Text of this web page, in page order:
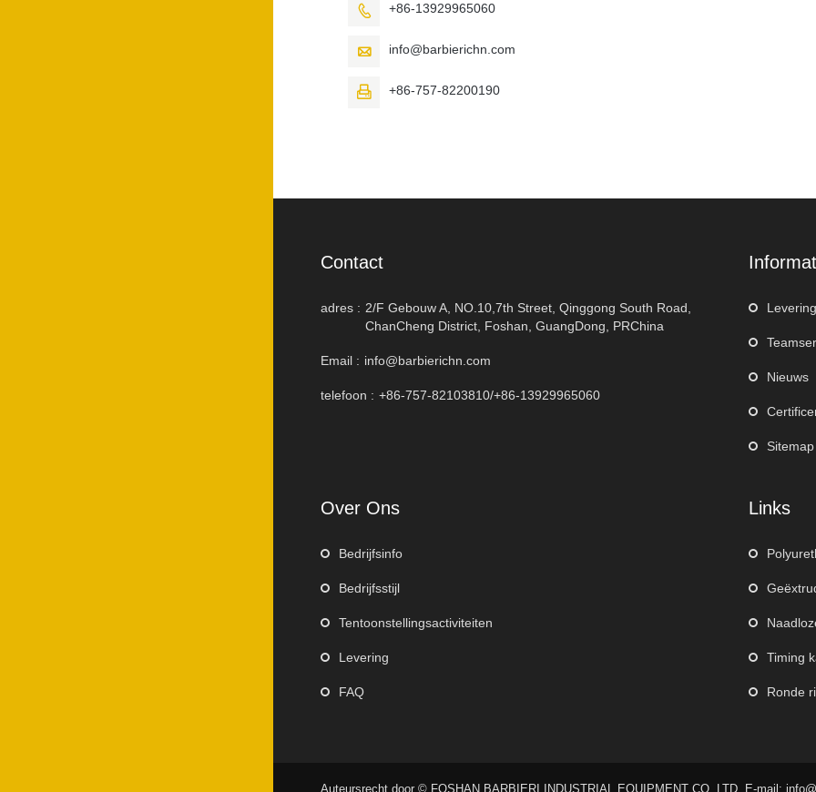
 +86-13929965060
 info@barbierichn.com
 +86-757-82200190
Contact
adres : 2/F Gebouw A, NO.10,7th Street, Qinggong South Road,
ChanCheng District, Foshan, GuangDong, PRChina
Email : info@barbierichn.com
telefoon : +86-757-82103810/+86-13929965060
Levering
Nieuws
Sitemap
Over Ons
Bedrijfsinfo
Bedrijfsstijl
Tentoonstellingsactiviteiten
Levering
FAQ
Links
Timing
Ronde
Auteursrecht door © FOSHAN BARBIERI INDUSTRIAL EQUIPMENT CO.,LTD. E-mail: